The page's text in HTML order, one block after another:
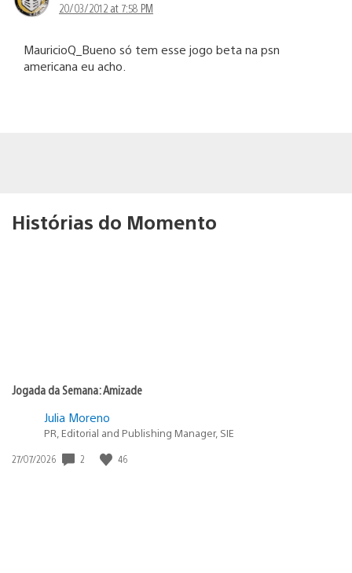
20/03/2012 at 7:58 PM
MauricioQ_Bueno só tem esse jogo beta na psn
americana eu acho.
Histórias do Momento
Jogada da Semana: Amizade
Julia Moreno
PR, Editorial and Publishing Manager, SIE
Data
27/07/2026 2 46